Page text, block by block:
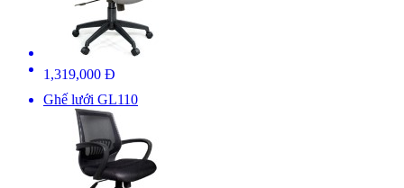
1,319,000 Đ
Ghế lưới GL110